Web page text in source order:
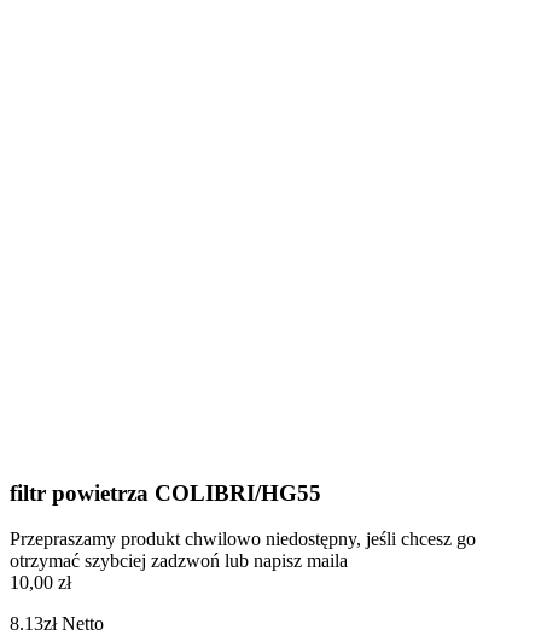
filtr powietrza COLIBRI/HG55
Przepraszamy produkt chwilowo niedostępny, jeśli chcesz go
otrzymać szybciej zadzwoń lub napisz maila
10,00 zł
8.13zł Netto